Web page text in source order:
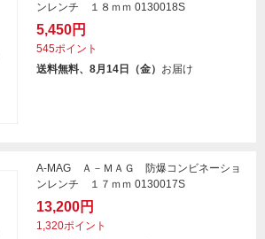
ンレンチ １８ｍｍ 0130018S
5,450円
545ポイント
送料無料、8月14日（金） お届け
A-MAG Ａ－ＭＡＧ 防爆コンビネーショ
ンレンチ １７ｍｍ 0130017S
13,200円
1,320ポイント